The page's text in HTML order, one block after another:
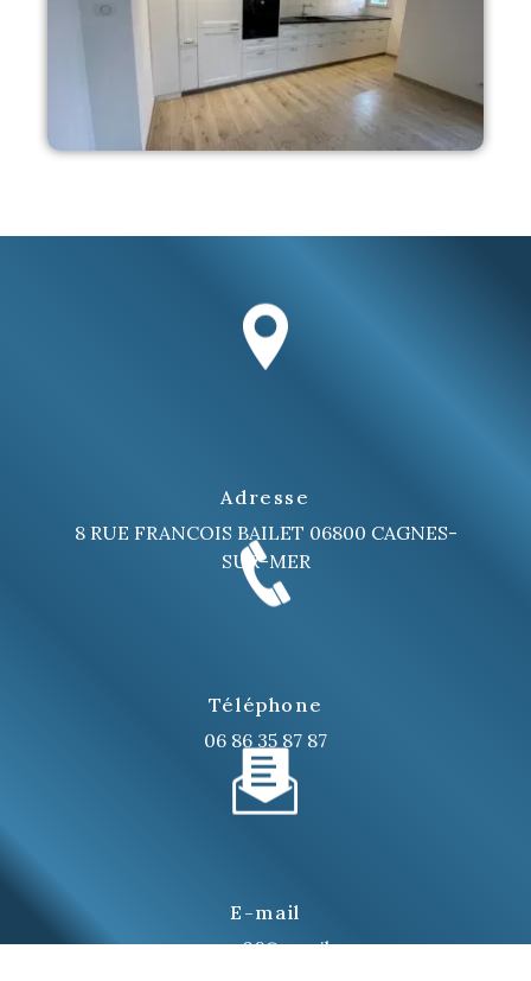
Adresse
8 RUE FRANCOIS BAILET 06800 CAGNES-
SUR-MER
Téléphone
06 86 35 87 87
E-mail
renovera06@gmail.com